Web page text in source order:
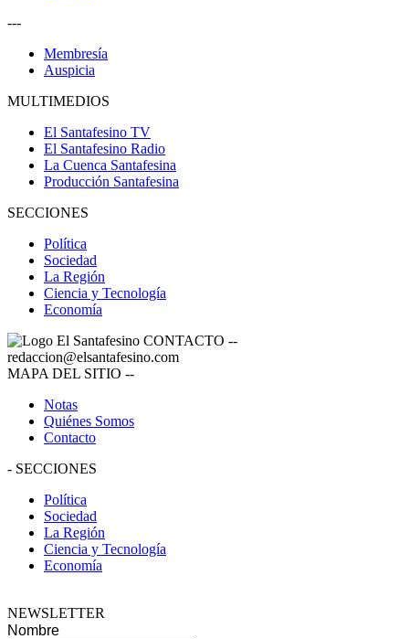
---
Membresía
Auspicia
MULTIMEDIOS
El Santafesino TV
El Santafesino Radio
La Cuenca Santafesina
Producción Santafesina
SECCIONES
Política
Sociedad
La Región
Ciencia y Tecnología
Economía
CONTACTO --
redaccion@elsantafesino.com
MAPA DEL SITIO --
Notas
Quiénes Somos
Contacto
- SECCIONES
Política
Sociedad
La Región
Ciencia y Tecnología
Economía
NEWSLETTER
Nombre